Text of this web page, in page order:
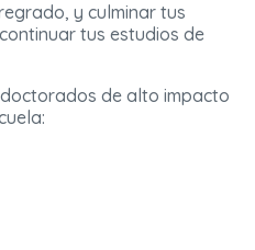
y culminar tus
tus estudios de
de alto impacto